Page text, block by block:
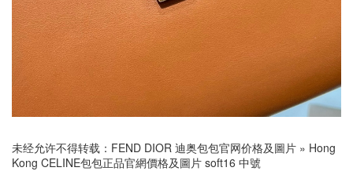
未经允许不得转载： FEND DIOR 迪奥包包官网价格及圖片 » Hong
Kong CELINE包包正品官網價格及圖片 soft16 中號